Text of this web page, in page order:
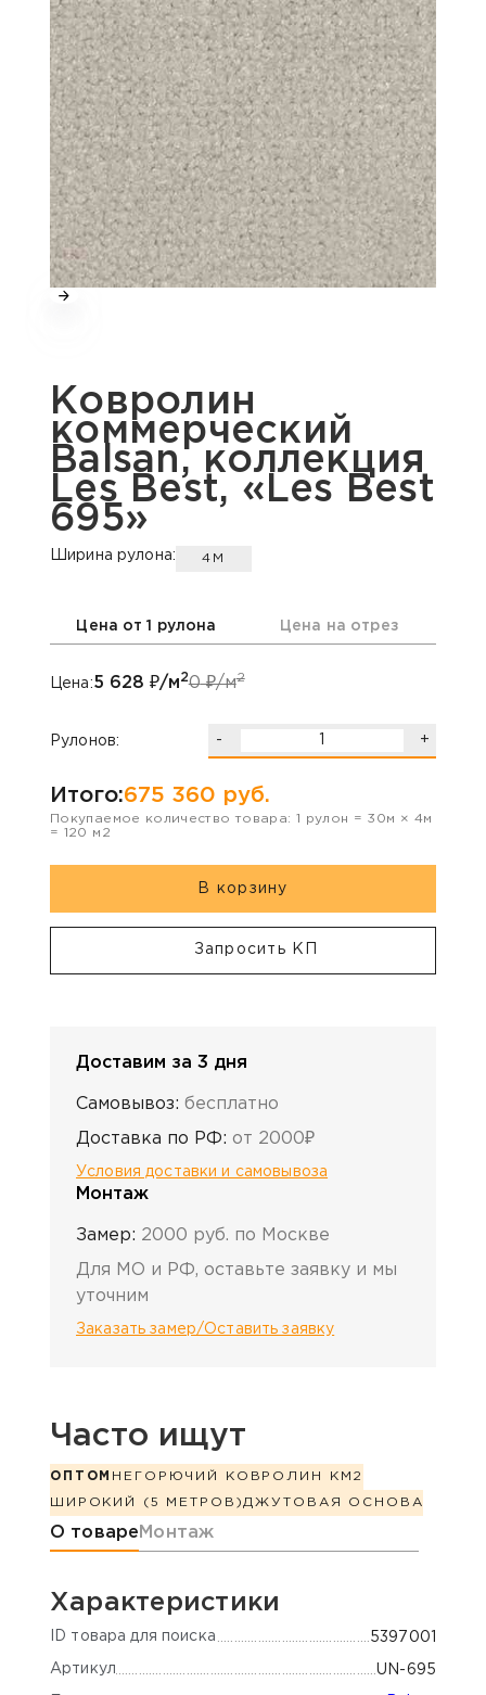
Ковролин
коммерческий
Balsan, коллекция
Les Best, «Les Best
695»
Ширина рулона: 4М
Цена от 1 рулона Цена на отрез
Цена:5 628 ₽/м20₽/м2
Рулонов: - +
Итого:675 360 руб.
Покупаемое количество товара: 1 рулон = 30м × 4м
= 120 м2
В корзину
Запросить КП
Доставим за 3 дня
Самовывоз: бесплатно
Доставка по РФ: от 2000₽
Условия доставки и самовывоза
Монтаж
Замер: 2000 руб. по Москве
Для МО и РФ, оставьте заявку и мы
уточним
Заказать замер/Оставить заявку
Часто ищут
ОПТОМ НЕГОРЮЧИЙ КОВРОЛИН КМ2
ШИРОКИЙ (5 МЕТРОВ) ДЖУТОВАЯ ОСНОВА
Информация о товаре
О товаре Монтаж
Характеристики
ID товара для поиска 5397001
Артикул UN-695